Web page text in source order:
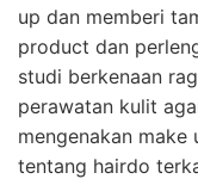
up dan memberi
product dan
studi berkenaan
perawatan kulit
mengenakan make
tentang hairdo